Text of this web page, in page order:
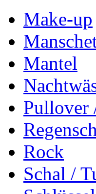
Make-up
Mantel
Pullover
Rock
Schal /